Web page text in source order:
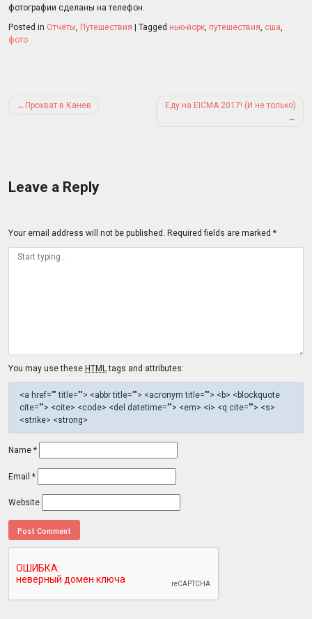
фотографии сделаны на телефон.
Posted in Отчёты, Путешествия Tagged нью-йорк, путешествия, сша,
фото
Post
Прохват в Канев Еду на EICMA 2017! (И не только)
Leave a Reply
Your email address will not be published. Required fields are marked *
You may use these HTMLtags and attributes:
<a href="" title=""> <abbr title=""> <acronym title=""> <b> <blockquote
cite=""> <cite> <code> <del datetime=""> <em> <i> <q cite=""> <s>
<strike> <strong>
Name *
Email *
Website